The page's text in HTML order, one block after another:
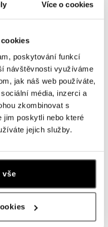
Více o cookies
poskytování funkcí
návštěvnosti využíváme
jak náš web používáte,
média, inzerci a
zkombinovat s
jim poskytli nebo které
jejich služby.
vše
485